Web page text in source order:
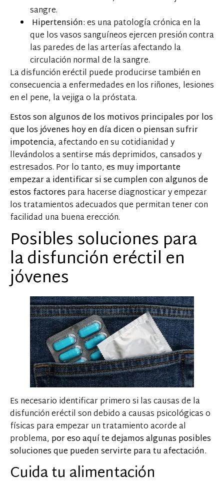
sangre.
Hipertensión:es una patología crónica en la
que los vasos sanguíneos ejercen presión contra
las paredes de las arterías afectando la
circulación normal de la sangre.
La disfunción eréctil puede producirse también en
consecuencia a enfermedades en los riñones, lesiones
en el pene, la vejiga o la próstata.
Estos son algunos de los motivos principales por los
que los jóvenes hoy en día dicen o piensan sufrir
impotencia,afectando en su cotidianidad y
llevándolos a sentirse más deprimidos, cansados y
estresados. Por lo tanto, es muy importante
empezar a identificar si se cumplen con algunos de
estos factores para hacerse diagnosticar y empezar
los tratamientos adecuados que permitan tener con
facilidad una buena erección.
Posibles soluciones para
la disfunción eréctil en
jóvenes
Es necesario identificar primero si las causas de la
disfunción eréctil son debido a causas psicológicas o
físicas para empezar un tratamiento acorde al
problema, por eso aquí te dejamos algunas posibles
soluciones que pueden servirte para tu afectación.
Cuida tu alimentación